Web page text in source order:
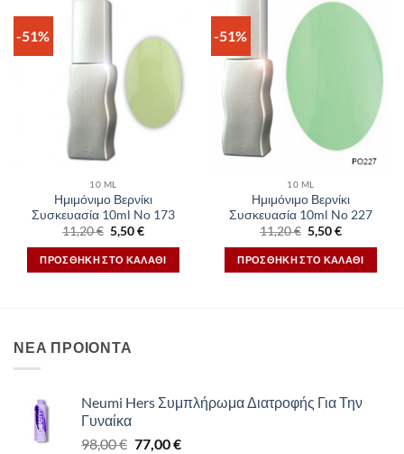
-51%
10 ML
Ημιμόνιμο Βερνίκι
Συσκευασία 10ml No 173
11,20€ Original
price
was:
11,20 €.
5,50€Η
τιμή
είναι:
5,50 €.
ΠΡΟΣΘΉΚΗ ΣΤΟ ΚΑΛΆΘΙ
-51%
10 ML
Ημιμόνιμο Βερνίκι
Συσκευασία 10ml No 227
11,20€ Original
price
was:
11,20 €.
5,50€Η
τιμή
είναι:
5,50 €.
ΠΡΟΣΘΉΚΗ ΣΤΟ ΚΑΛΆΘΙ
ΝΕΑ ΠΡΟΙΟΝΤΑ
Neumi Hers Συμπλήρωμα Διατροφής Για Την
Γυναίκα
98,00€ Original
77,00€Η